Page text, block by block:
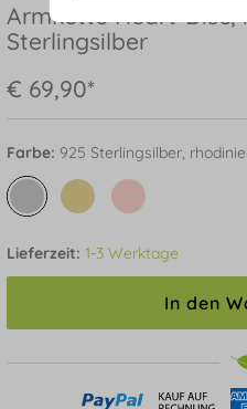
Armkette Heart-Disc,
Sterlingsilber
€ 69,90*
Farbe: 925 Sterlingsilber,
Lieferzeit: 1-3 Werktage
In den